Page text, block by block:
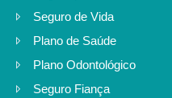
Seguro de Vida
Plano de Saúde
Plano Odontológico
Seguro Fiança